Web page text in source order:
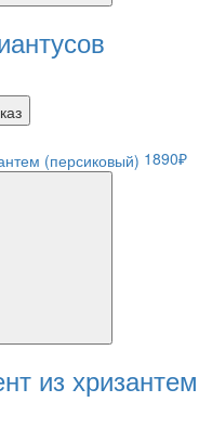
1890₽
из хризантем